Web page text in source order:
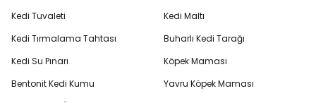
Kedi Tuvaleti
Kedi Tırmalama Tahtası
Kedi Su Pınarı
Bentonit Kedi Kumu
Kedi Maltı
Buharlı Kedi Tarağı
Köpek Maması
Yavru Köpek Maması